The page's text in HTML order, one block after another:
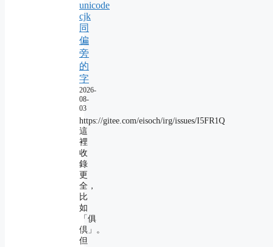
unicode
cjk
同
偏
旁
的
字
2026-
08-
03
https://gitee.com/eisoch/irg/issues/I5FR1Q
這
裡
收
錄
更
全，
比
如
「俱
倶」。
但